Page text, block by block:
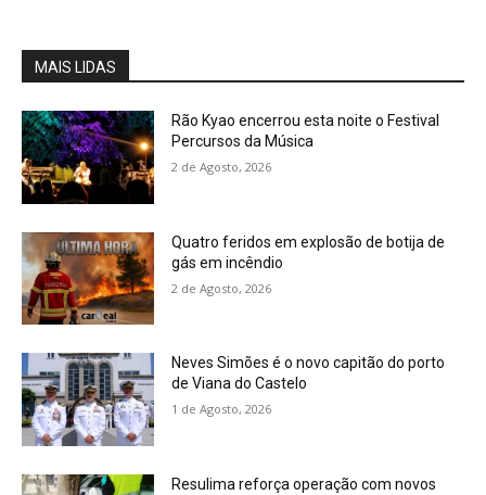
MAIS LIDAS
Rão Kyao encerrou esta noite o Festival
Percursos da Música
2 de Agosto, 2026
Quatro feridos em explosão de botija de
gás em incêndio
2 de Agosto, 2026
Neves Simões é o novo capitão do porto
de Viana do Castelo
1 de Agosto, 2026
Resulima reforça operação com novos